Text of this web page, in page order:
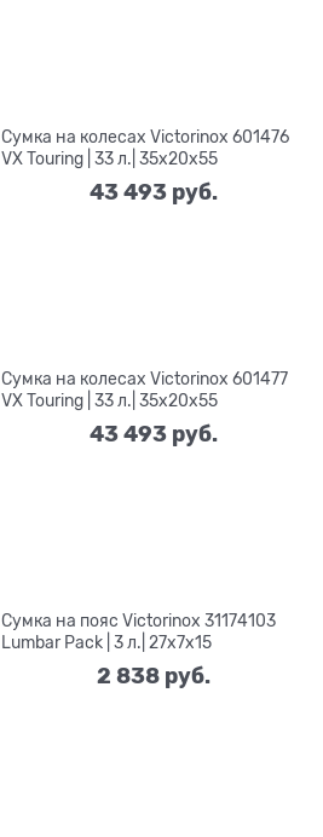
Сумка на колесах Victorinox 601476
VX Touring | 33 л.| 35x20x55
43 493 руб.
Сумка на колесах Victorinox 601477
VX Touring | 33 л.| 35x20x55
43 493 руб.
Сумка на пояс Victorinox 31174103
Lumbar Pack | 3 л.| 27x7x15
2 838 руб.